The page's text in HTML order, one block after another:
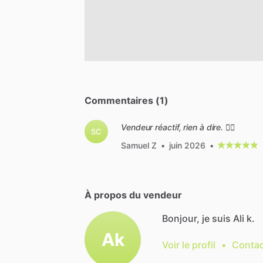
Commentaires (1)
SC
Vendeur réactif, rien à dire. 👌🏼
Samuel Z • juin 2026 •
À propos du vendeur
Ak
Bonjour, je suis Ali k.
Voir le profil •